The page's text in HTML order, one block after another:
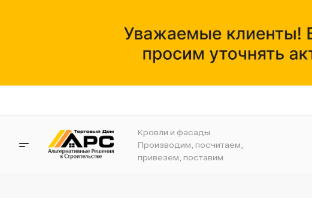
Кровли и фасады
Производим, посчитаем,
привезем, поставим